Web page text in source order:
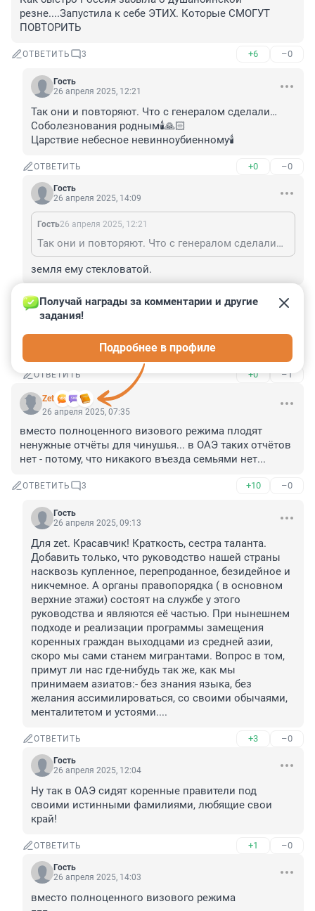
резне....Запустила к себе ЭТИХ. Которые СМОГУТ
ПОВТОРИТЬ
ОТВЕТИТЬ 3 +6 –0
Гость
26 апреля 2025, 12:21
Так они и повторяют. Что с генералом сделали…
Соболезнования родным🕯️🙏🏻
Царствие небесное невинноубиенному🕯️
ОТВЕТИТЬ +0 –0
Гость
26 апреля 2025, 14:09
Гость26 апреля 2025, 12:21
Так они и повторяют. Что с генералом сделали… Соболезнования родным🕯️🙏🏻 Царствие небесное невинноубиенному🕯️
земля ему стекловатой.
ОТВЕТИТЬ –1
Гость
Где то писали что это фантазии правых русскихь.
ОТВЕТИТЬ +0 –1
Zet
Получай награды за комментарии и другие
задания!
Подробнее в профиле
26 апреля 2025, 07:35
вместо полноценного визового режима плодят
ненужные отчёты для чинушья... в ОАЭ таких отчётов
нет - потому, что никакого въезда семьями нет...
ОТВЕТИТЬ 3 +10 –0
Гость
26 апреля 2025, 09:13
Для zet. Красавчик! Краткость, сестра таланта.
Добавить только, что руководство нашей страны
насквозь купленное, перепроданное, безидейное и
никчемное. А органы правопорядка ( в основном
верхние этажи) состоят на службе у этого
руководства и являются её частью. При нынешнем
подходе и реализации программы замещения
коренных граждан выходцами из средней азии,
скоро мы сами станем мигрантами. Вопрос в том,
примут ли нас где-нибудь так же, как мы
принимаем азиатов:- без знания языка, без
желания ассимилироваться, со своими обычаями,
менталитетом и устоями....
ОТВЕТИТЬ +3 –0
Гость
26 апреля 2025, 12:04
Ну так в ОАЭ сидят коренные правители под
своими истинными фамилиями, любящие свои
край!
ОТВЕТИТЬ +1 –0
Гость
26 апреля 2025, 14:03
вместо полноценного визового режима